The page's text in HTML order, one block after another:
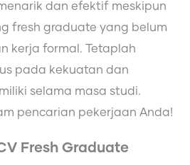
dan efektif meskipun
fresh graduate yang belum
kerja formal. Tetaplah
pada kekuatan dan
selama masa studi.
pencarian pekerjaan Anda!
Fresh Graduate